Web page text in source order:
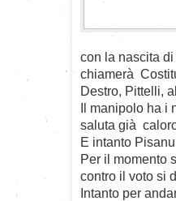
con la nascita
chiamerà
Destro, Pittelli,
Il manipolo ha i
saluta già
E intanto
Per il momento
contro il voto si
Intanto per